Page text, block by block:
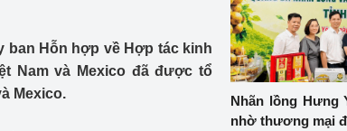
luận
Họp báo
ban Hỗn hợp về Hợp tác kinh
Nam và Mexico đã được tổ
Mexico.
Nhãn lồng Hưng
nhờ thương mại